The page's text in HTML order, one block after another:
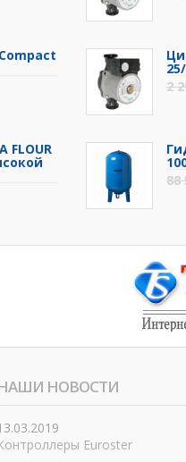
FLOUR
2
88
НОВОСТИ
Euroster